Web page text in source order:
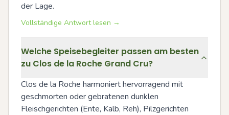
der Lage.
Vollständige Antwort lesen →
Welche Speisebegleiter passen am besten
zu Clos de la Roche Grand Cru?
Clos de la Roche harmoniert hervorragend mit
geschmorten oder gebratenen dunklen
Fleischgerichten (Ente, Kalb, Reh), Pilzgerichten